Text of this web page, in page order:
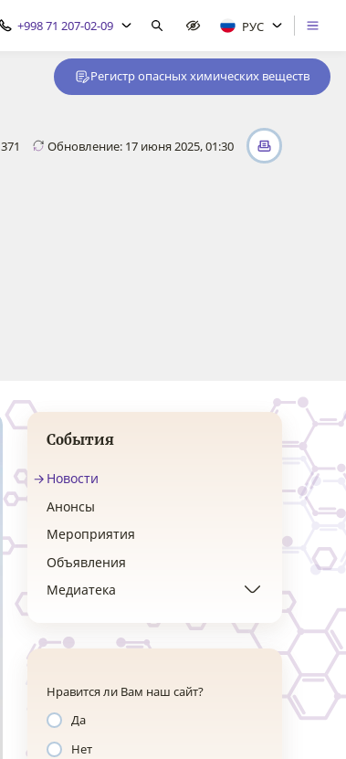
+998 71 207-02-09 РУС
Регистр опасных химических веществ
371 Обновление: 17 июня 2025, 01:30
События
Новости
Анонсы
Мероприятия
Объявления
Медиатека
Нравится ли Вам наш сайт?
Да
Нет